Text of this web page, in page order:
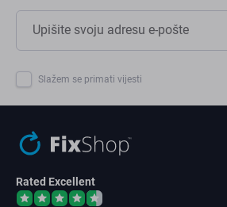
Slažem se primati vijesti
Rated Excellent